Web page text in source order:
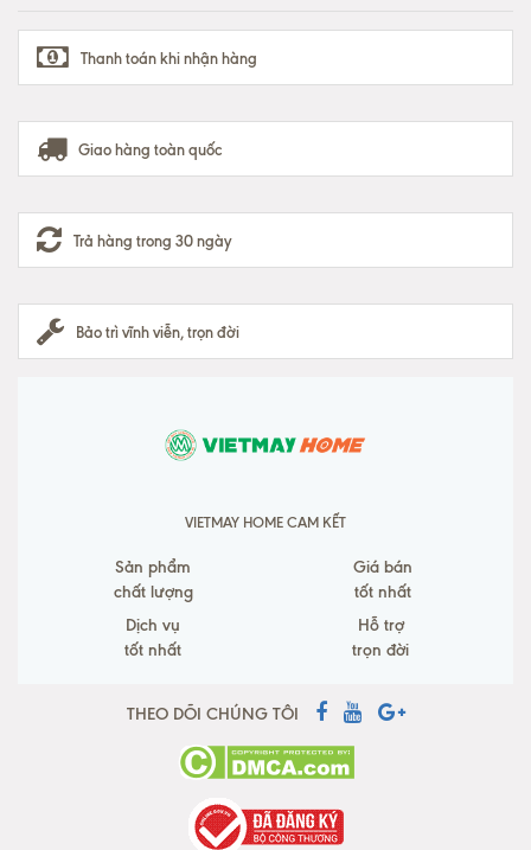
Thanh toán khi nhận hàng
Giao hàng toàn quốc
Trả hàng trong 30 ngày
Bảo trì vĩnh viễn, trọn đời
VIETMAY HOME CAM KẾT
Sản phẩm
chất lượng
Giá bán
tốt nhất
Dịch vụ
tốt nhất
Hỗ trợ
trọn đời
THEO DÕI CHÚNG TÔI